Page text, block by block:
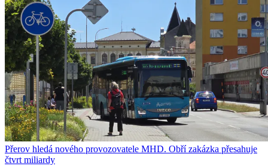
Přerov hledá nového provozovatele MHD. Obří zakázka přesahuje
čtvrt miliardy